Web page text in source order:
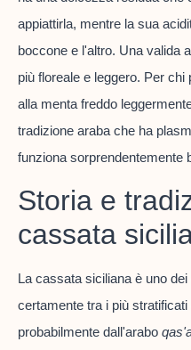
appiattirla, mentre la sua
boccone e l'altro. Una valida
più floreale e leggero. Per
alla menta freddo
tradizione araba che ha
funziona sorprendentemente
Storia e
cassata
La cassata siciliana è uno
certamente tra i più
probabilmente dall'arabo